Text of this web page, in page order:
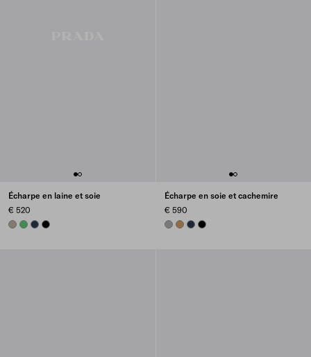
Écharpe en laine et soie
€ 520
CLAY GREY
FOREST GREEN
NAVYBLACK
Écharpe en soie et cachemire
€ 590
MARBLE GRAY
CAMEL BROWN
NAVYBLACK